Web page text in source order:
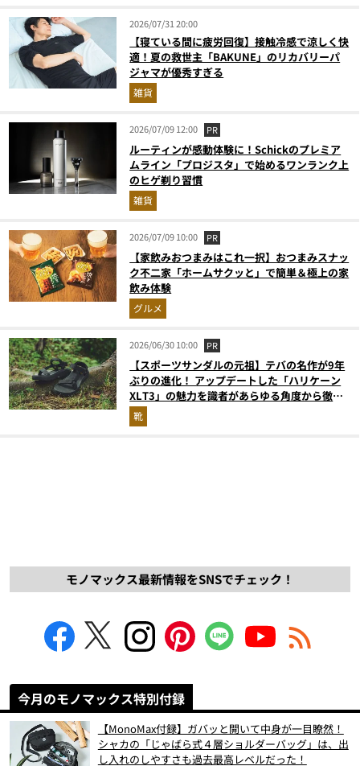
2026/07/31 20:00
【寝ている間に疲労回復】接触冷感で涼しく快
適！夏の救世主「BAKUNE」のリカバリーパ
ジャマが優秀すぎる
雑貨
2026/07/09 12:00 PR
ルーティンが感動体験に！Schickのプレミア
ムライン「プロジスタ」で始めるワンランク上
のヒゲ剃り習慣
雑貨
2026/07/09 10:00 PR
【家飲みおつまみはこれ一択】おつまみスナッ
ク不二家「ホームサクッと」で簡単＆極上の家
飲み体験
グルメ
2026/06/30 10:00 PR
【スポーツサンダルの元祖】テバの名作が9年
ぶりの進化！ アップデートした「ハリケーン
XLT3」の魅力を識者があらゆる角度から徹底
解説！
靴
モノマックス最新情報をSNSでチェック！
今月のモノマックス特別付録
【MonoMax付録】ガバッと開いて中身が一目瞭然！
シャカの「じゃばら式４層ショルダーバッグ」は、出
し入れのしやすさも過去最高レベルだった！